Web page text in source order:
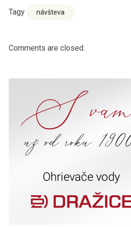
Tagy návšteva
Comments are closed.